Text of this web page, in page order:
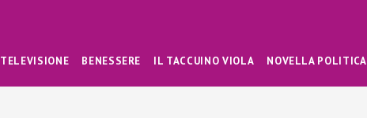
TELEVISIONE BENESSERE IL TACCUINO VIOLA NOVELLA POLITICA